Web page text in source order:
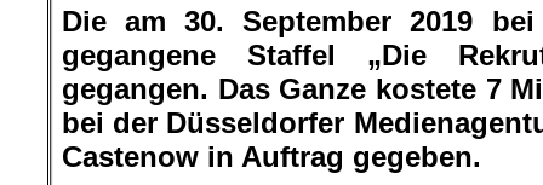
Die am 30. September 2019
gegangene Staffel „Die
gegangen. Das Ganze kostete 7
bei der Düsseldorfer
Castenow in Auftrag gegeben.